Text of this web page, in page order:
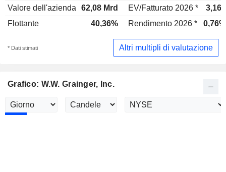
Valore dell'azienda
62,08 Mrd EV/Fatturato 2026 *
3,16x
Flottante
40,36% Rendimento 2026 * 0,76%
* Dati stimati Altri multipli di valutazione
Grafico: W.W. Grainger, Inc.